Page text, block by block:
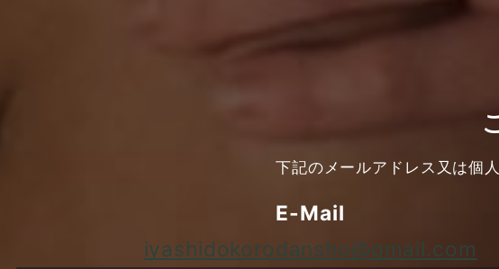
下記のメールアドレス又は個
E-Mail
iyashidokorodansho@gmail.com